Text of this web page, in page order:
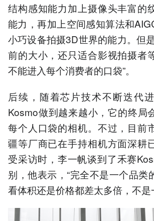
结构感知能力加上摄像头丰富的
能力，再加上空间感知算法和
小巧设备拍摄3D世界的能力。但
前的大小，还只适合影视拍摄者
不能进入每个消费者的口袋”。
后续，随着芯片技术不断迭代
Kosmo做到越来越小，它的终局
每个人口袋的相机。不过，目前
疆等厂商已在手持相机方面深耕
受采访时，李一帆谈到了禾赛
别，他表示，“完全不是一个品类
看体积还是价格都差太多倍，不是